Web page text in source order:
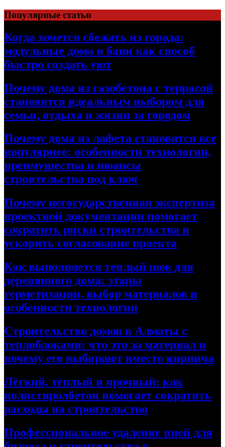
Перейти
к
содержимому
Популярные статьи
Когда хочется сбежать из города:
модульные дома и бани как способ
быстро создать уют
Почему дома из газобетона с террасой
становятся идеальным выбором для
семьи, отдыха и жизни за городом
Почему дома из лафета становятся все
популярнее: особенности технологии,
преимущества и нюансы
строительства под ключ
Почему негосударственная экспертиза
проектной документации помогает
сократить риски строительства и
ускорить согласование проекта
Как выполняется теплый шов для
деревянного дома: этапы
герметизации, выбор материалов и
особенности технологии
Строительство домов в Алматы с
теплоблоками: что это за материал и
почему его выбирают вместо кирпича
Лёгкий, тёплый и прочный: как
полистиролбетон помогает сократить
расходы на строительство
Профессиональное удаление пней для